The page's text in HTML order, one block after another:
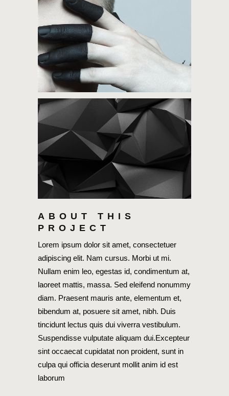
ABOUT THIS
PROJECT
Lorem ipsum dolor sit amet, consectetuer
adipiscing elit. Nam cursus. Morbi ut mi.
Nullam enim leo, egestas id, condimentum at,
laoreet mattis, massa. Sed eleifend nonummy
diam. Praesent mauris ante, elementum et,
bibendum at, posuere sit amet, nibh. Duis
tincidunt lectus quis dui viverra vestibulum.
Suspendisse vulputate aliquam dui.Excepteur
sint occaecat cupidatat non proident, sunt in
culpa qui officia deserunt mollit anim id est
laborum